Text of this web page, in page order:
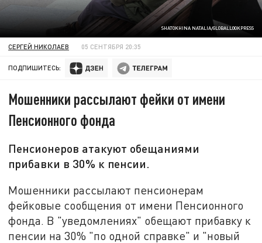
SHATOKHINA NATALIA/GLOBALLOOKPRESS
СЕРГЕЙ НИКОЛАЕВ 05 СЕНТЯБРЯ 20:35
ПОДПИШИТЕСЬ:
Мошенники рассылают фейки от имени
Пенсионного фонда
Пенсионеров атакуют обещаниями
прибавки в 30% к пенсии.
Мошенники рассылают пенсионерам
фейковые сообщения от имени Пенсионного
фонда. В "уведомлениях" обещают прибавку к
пенсии на 30% "по одной справке" и "новый